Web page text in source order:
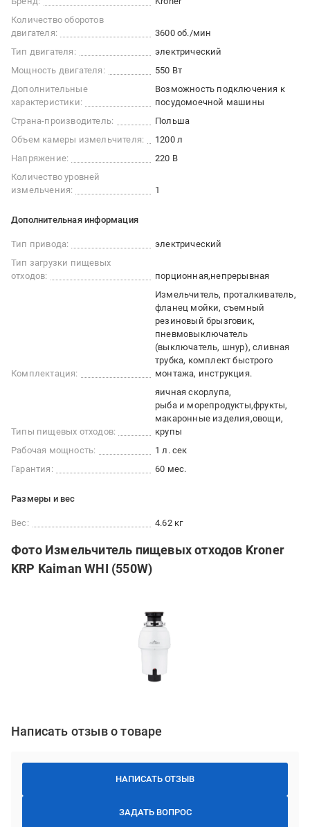
Количество оборотов
двигателя:
3600 об./мин
Тип двигателя:
электрический
Мощность двигателя:
550 Вт
Дополнительные
характеристики:
Возможность подключения к
посудомоечной машины
Страна-производитель:
Польша
Объем камеры измельчителя:
1200 л
Напряжение:
220 В
Количество уровней
измельчения:
1
Дополнительная информация
Тип привода:
электрический
Тип загрузки пищевых
отходов:
порционная непрерывная
Комплектация:
Измельчитель, проталкиватель,
фланец мойки, съемный
резиновый брызговик,
пневмовыключатель
(выключатель, шнур), сливная
трубка, комплект быстрого
монтажа, инструкция.
Типы пищевых отходов:
яичная скорлупа
рыба и морепродукты фрукты
макаронные изделия овощи
крупы
Рабочая мощность:
1 л. сек
Гарантия:
60 мес.
Размеры и вес
Вес: 4.62 кг
Фото Измельчитель пищевых отходов Kroner
KRP Kaiman WHI (550W)
Написать отзыв о товаре
НАПИСАТЬ ОТЗЫВ
ЗАДАТЬ ВОПРОС